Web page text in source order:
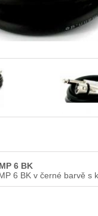
6 BK
6 BK v černé barvě